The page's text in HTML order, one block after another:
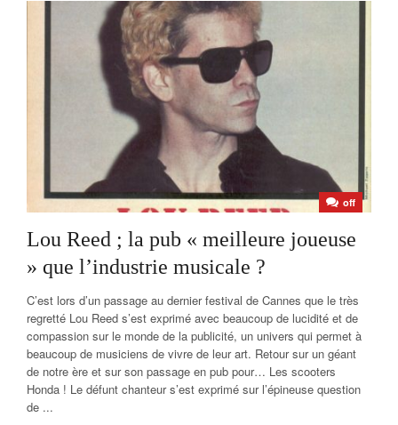
off
Lou Reed ; la pub « meilleure joueuse
» que l’industrie musicale ?
C’est lors d’un passage au dernier festival de Cannes que le très
regretté Lou Reed s’est exprimé avec beaucoup de lucidité et de
compassion sur le monde de la publicité, un univers qui permet à
beaucoup de musiciens de vivre de leur art. Retour sur un géant
de notre ère et sur son passage en pub pour… Les scooters
Honda ! Le défunt chanteur s’est exprimé sur l’épineuse question
de ...